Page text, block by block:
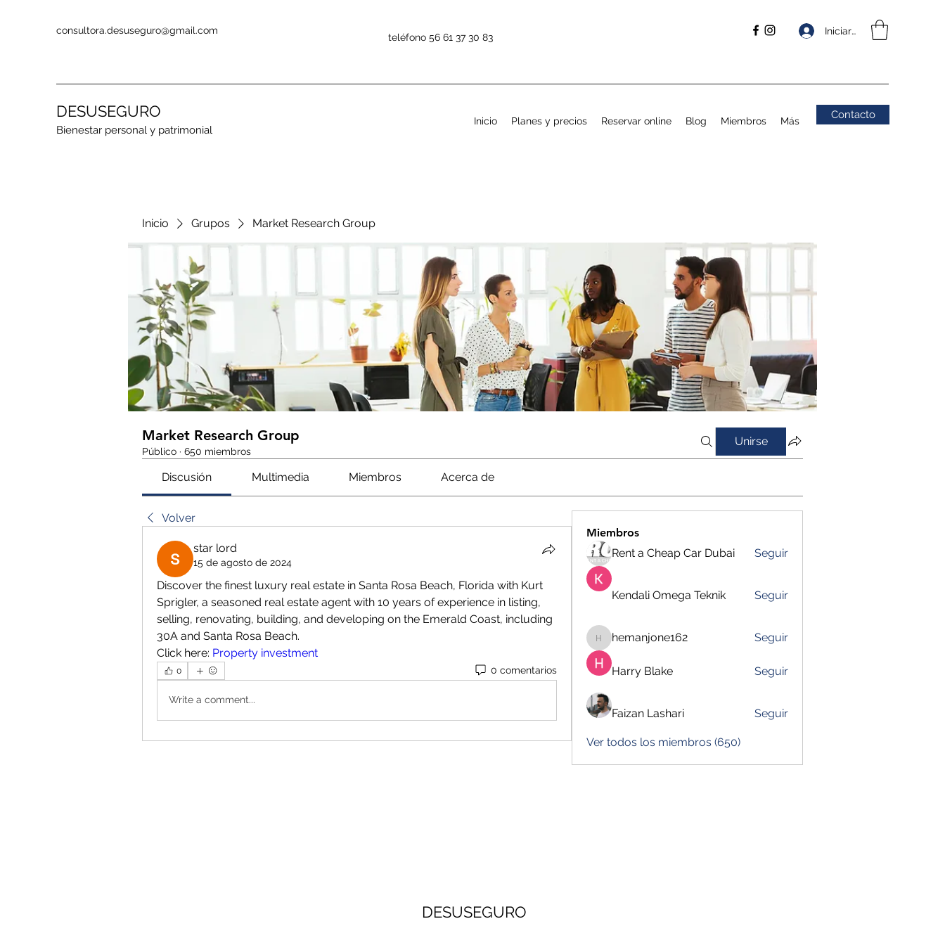
consultora.desuseguro@gmail.com Iniciar sesión
teléfono 56 61 37 30 83
DESUSEGURO
Bienestar personal y patrimonial
Inicio Planes y precios Reservar online Blog Miembros Más Contacto
Inicio Grupos Market Research Group
Market Research Group
Público · 650 miembros
Unirse
Discusión Multimedia Miembros Acerca de
Volver
star lord
15 de agosto de 2024
Discover the finest luxury real estate in Santa Rosa Beach, Florida with Kurt
Sprigler, a seasoned real estate agent with 10 years of experience in listing,
selling, renovating, building, and developing on the Emerald Coast, including
30A and Santa Rosa Beach.
Click here: Property investment
0 0 comentarios
Write a comment...
Miembros
Rent a Cheap Car Dubai
Seguir
Kendali Omega Teknik Seguir
hemanjone162
hemanjone162 Seguir
Harry Blake Seguir
Faizan Lashari Seguir
Ver todos los miembros (650)
DESUSEGURO